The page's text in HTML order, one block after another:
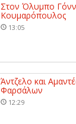
Στον Όλυμπο
Κουμαρόπουλος
13:05
Άντζελο και
Φαρσάλων
12:29